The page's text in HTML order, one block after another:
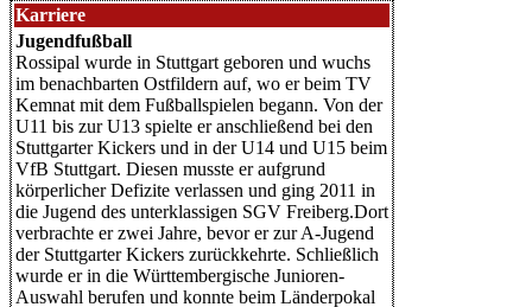
Karriere
Jugendfußball
Rossipal wurde in Stuttgart geboren und wuchs
im benachbarten Ostfildern auf, wo er beim TV
Kemnat mit dem Fußballspielen begann. Von der
U11 bis zur U13 spielte er anschließend bei den
Stuttgarter Kickers und in der U14 und U15 beim
VfB Stuttgart. Diesen musste er aufgrund
körperlicher Defizite verlassen und ging 2011 in
die Jugend des unterklassigen SGV Freiberg.Dort
verbrachte er zwei Jahre, bevor er zur A-Jugend
der Stuttgarter Kickers zurückkehrte. Schließlich
wurde er in die Württembergische Junioren-
Auswahl berufen und konnte beim Länderpokal